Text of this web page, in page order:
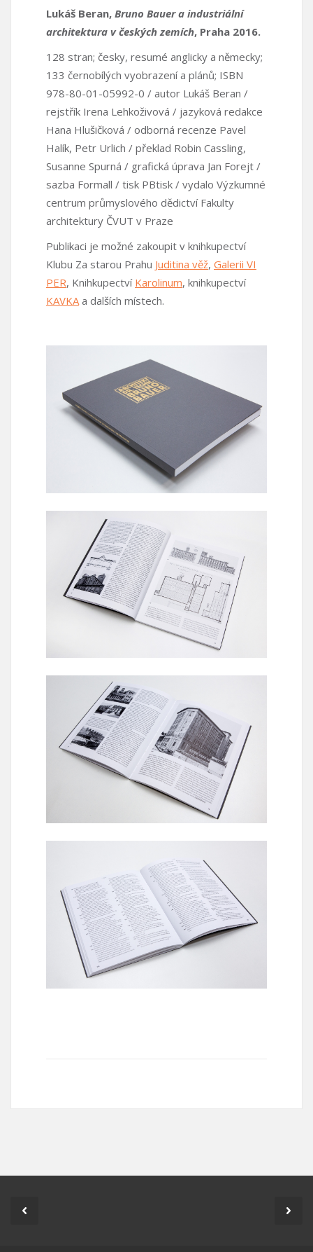
Lukáš Beran, Bruno Bauer a industriální
architektura v českých zemích, Praha 2016.
128 stran; česky, resumé anglicky a německy;
133 černobílých vyobrazení a plánů; ISBN
978-80-01-05992-0 / autor Lukáš Beran /
rejstřík Irena Lehkoživová / jazyková redakce
Hana Hlušičková / odborná recenze Pavel
Halík, Petr Urlich / překlad Robin Cassling,
Susanne Spurná / grafická úprava Jan Forejt /
sazba Formall / tisk PBtisk / vydalo Výzkumné
centrum průmyslového dědictví Fakulty
architektury ČVUT v Praze
Publikaci je možné zakoupit v knihkupectví
Klubu Za starou Prahu Juditina věž, Galerii VI
PER, Knihkupectví Karolinum, knihkupectví
KAVKA a dalších místech.